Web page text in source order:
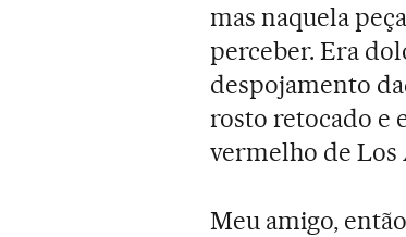
mas naquela
perceber. Era
despojamento
rosto retocado e
vermelho de Los
Meu amigo,